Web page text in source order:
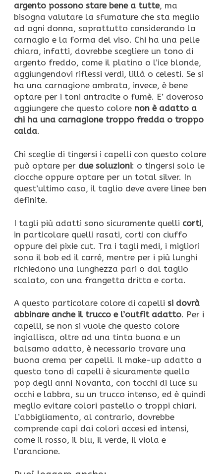
argento possono stare bene a tutte, ma
bisogna valutare la sfumature che sta meglio
ad ogni donna, soprattutto considerando la
carnagio e la forma del viso. Chi ha una pelle
chiara, infatti, dovrebbe scegliere un tono di
argento freddo, come il platino o l’ice blonde,
aggiungendovi riflessi verdi, lillà o celesti. Se si
ha una carnagione ambrata, invece, è bene
optare per i toni antracite o fumè. E’ doveroso
aggiungere che questo colore non è adatto a
chi ha una carnagione troppo fredda o troppo
calda.
Chi sceglie di tingersi i capelli con questo colore
può optare per due soluzioni: o tingersi solo le
ciocche oppure optare per un total silver. In
quest’ultimo caso, il taglio deve avere linee ben
definite.
I tagli più adatti sono sicuramente quelli corti,
in particolare quelli rasati, corti con ciuffo
oppure dei pixie cut. Tra i tagli medi, i migliori
sono il bob ed il carré, mentre per i più lunghi
richiedono una lunghezza pari o dal taglio
scalato, con una frangetta dritta e corta.
A questo particolare colore di capelli si dovrà
abbinare anche il trucco e l’outfit adatto. Per i
capelli, se non si vuole che questo colore
ingiallisca, oltre ad una tinta buona e un
balsamo adatto, è necessario trovare una
buona crema per capelli. Il make-up adatto a
questo tono di capelli è sicuramente quello
pop degli anni Novanta, con tocchi di luce su
occhi e labbra, su un trucco intenso, ed è quindi
meglio evitare colori pastello o troppi chiari.
L’abbigliamento, al contrario, dovrebbe
comprende capi dai colori accesi ed intensi,
come il rosso, il blu, il verde, il viola e
l’arancione.